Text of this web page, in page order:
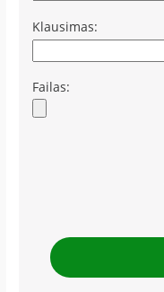
Klausimas:
Failas: